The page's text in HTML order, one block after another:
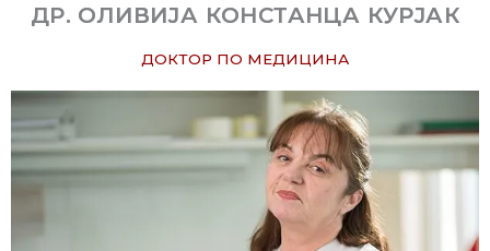
ДР. ОЛИВИЈА КОНСТАНЦА КУРЈАК
ДОКТОР ПО МЕДИЦИНА